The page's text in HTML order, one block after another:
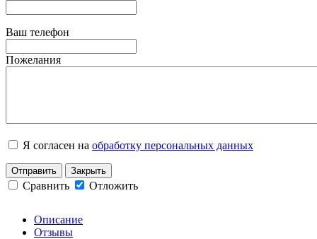
Ваш телефон
Пожелания
Я согласен на обработку персональных данных
Отправить Закрыть
Сравнить Отложить
Описание
Отзывы